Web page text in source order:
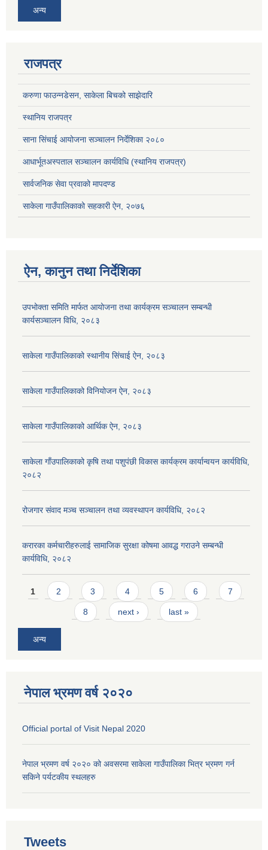
अन्य
राजपत्र
करुणा फाउन्नडेसन, साकेला बिचको साझेदारि
स्थानिय राजपत्र
साना सिंचाई आयोजना सञ्चालन निर्देशिका २०८०
आधार्भूतअस्पताल सञ्चालन कार्यविधि (स्थानिय राजपत्र)
सार्वजनिक सेवा प्रवाको मापदण्ड
साकेला गाउँपालिकाको सहकारी ऐन, २०७६
ऐन, कानुन तथा निर्देशिका
उपभोक्ता समिति मार्फत आयोजना तथा कार्यक्रम सञ्चालन सम्बन्धी
कार्यसञ्चालन विधि, २०८३
साकेला गाउँपालिकाको स्थानीय सिंचाई ऐन, २०८३
साकेला गाउँपालिकाको विनियोजन ऐन, २०८३
साकेला गाउँपालिकाको आर्थिक ऐन, २०८३
साकेला गाँउपालिकाको कृषि तथा पशुपंछी विकास कार्यक्रम कार्यान्वयन कार्यविधि,
२०८२
रोजगार संवाद मञ्च सञ्चालन तथा व्यवस्थापन कार्यविधि, २०८२
करारका कर्मचारीहरुलाई सामाजिक सुरक्षा कोषमा आवद्ध गराउने सम्बन्धी
कार्यविधि, २०८२
Pages
1 2 3 4 5 6 7
8 next › last »
अन्य
नेपाल भ्रमण वर्ष २०२०
Official portal of Visit Nepal 2020
नेपाल भ्रमण वर्ष २०२० को अवसरमा साकेला गाउँपालिका भित्र भ्रमण गर्न
सकिने पर्यटकीय स्थलहरु
Tweets